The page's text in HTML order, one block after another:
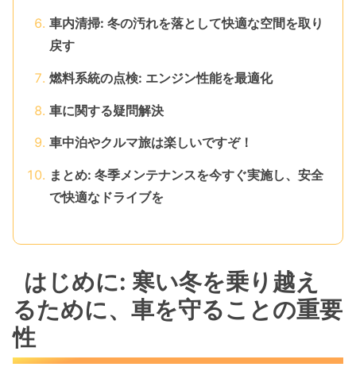
車内清掃: 冬の汚れを落として快適な空間を取り
戻す
燃料系統の点検: エンジン性能を最適化
車に関する疑問解決
車中泊やクルマ旅は楽しいですぞ！
まとめ: 冬季メンテナンスを今すぐ実施し、安全
で快適なドライブを
はじめに: 寒い冬を乗り越え
るために、車を守ることの重要
性